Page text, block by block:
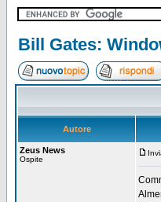
Bill Gates:
Autore
Zeus News
Ospite